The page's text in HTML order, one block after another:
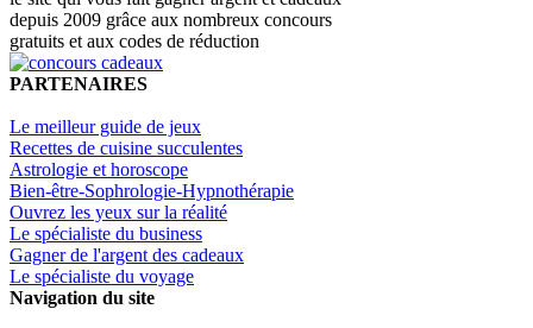
depuis 2009 grâce aux nombreux concours
gratuits et aux codes de réduction
PARTENAIRES
Le meilleur guide de jeux
Recettes de cuisine succulentes
Astrologie et horoscope
Bien-être-Sophrologie-Hypnothérapie
Ouvrez les yeux sur la réalité
Le spécialiste du business
Gagner de l'argent des cadeaux
Le spécialiste du voyage
Navigation du site